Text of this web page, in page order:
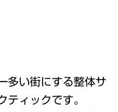
多い街にする整体サ
ティックです。